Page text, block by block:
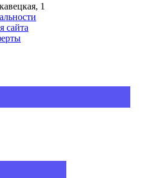
1
сайта